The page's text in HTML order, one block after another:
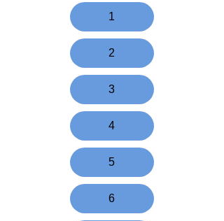
1
2
3
4
5
6